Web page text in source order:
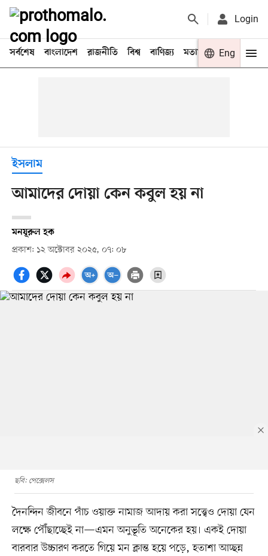
Login
সর্বশেষ বাংলাদেশ রাজনীতি বিশ্ব বাণিজ্য মতামত খেলা
Eng
ইসলাম
আমাদের দোয়া কেন কবুল হয় না
মনযূরুল হক
প্রকাশ: ১২ অক্টোবর ২০২৫, ০৭: ০৮
ছবি: পেক্সেলস
দৈনন্দিন জীবনে পাঁচ ওয়াক্ত নামাজ আদায় করা সত্ত্বেও দোয়া যেন
লক্ষে পৌঁছাচ্ছেই না—এমন অনুভূতি অনেকের হয়। একই দোয়া
বারবার উচ্চারণ করতে গিয়ে মন ক্লান্ত হয়ে পড়ে, হতাশা আচ্ছন্ন